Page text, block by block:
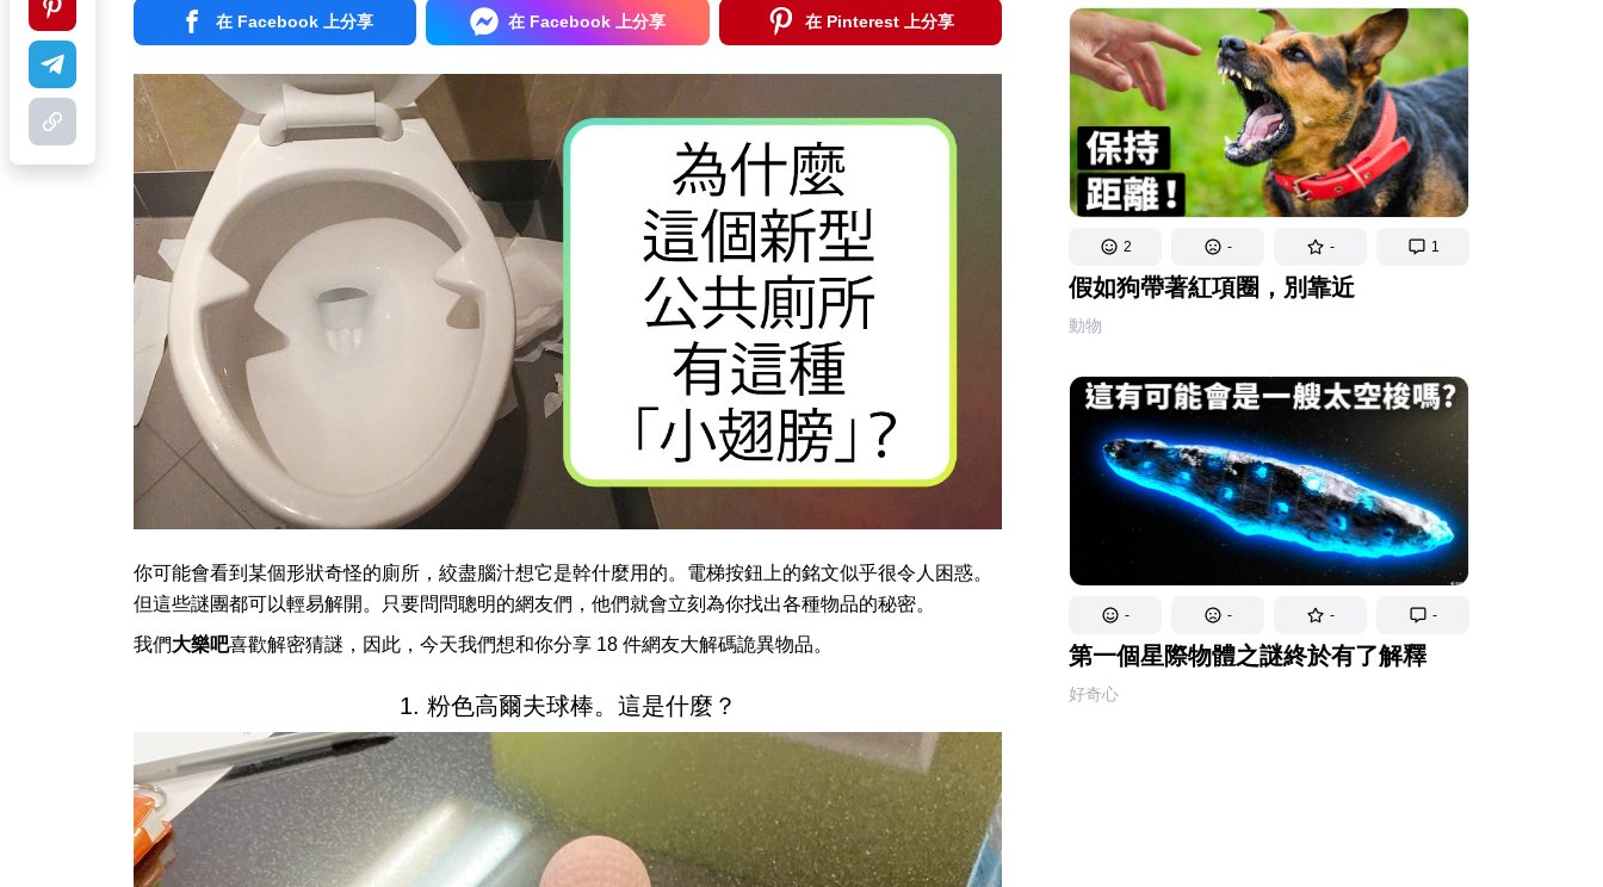
2 - - 1
假如狗帶著紅項圈，別靠近
動物
- - - -
第一個星際物體之謎終於有了解釋
好奇心
在 Facebook 上分享 在 Facebook 上分享 在 Pinterest 上分享
你可能會看到某個形狀奇怪的廁所，絞盡腦汁想它是幹什麼用的。電梯按鈕上的銘文似乎很令人困惑。
但這些謎團都可以輕易解開。只要問問聰明的網友們，他們就會立刻為你找出各種物品的秘密。
我們大樂吧喜歡解密猜謎，因此，今天我們想和你分享 18 件網友大解碼詭異物品。
1. 粉色高爾夫球棒。這是什麼？